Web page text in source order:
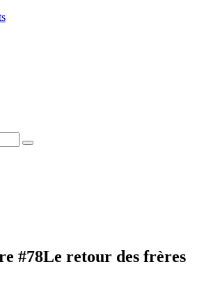
Rechercher
#78Le retour des frères